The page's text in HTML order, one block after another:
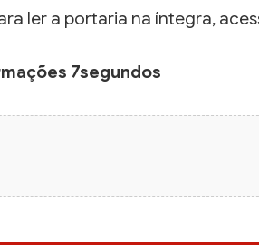
ler a portaria na íntegra,
7segundos